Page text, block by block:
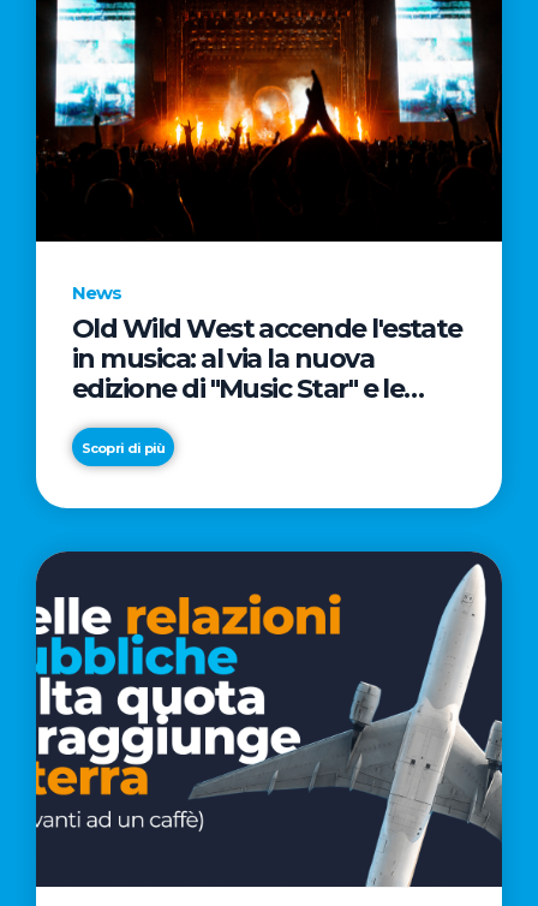
News
Old Wild West accende l'estate
in musica: al via la nuova
edizione di "Music Star" e le
prestigiose partnership con
Radio Italia e Live Nation
Scopri di più